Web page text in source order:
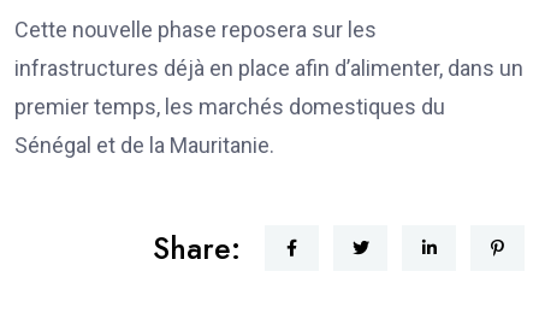
Cette nouvelle phase reposera sur les
infrastructures déjà en place afin d’alimenter, dans un
premier temps, les marchés domestiques du
Sénégal et de la Mauritanie.
Share: